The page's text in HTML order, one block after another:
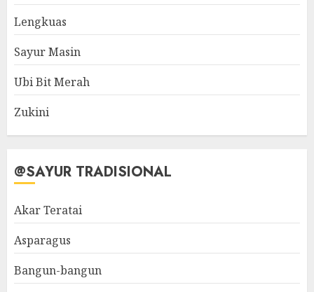
Lengkuas
Sayur Masin
Ubi Bit Merah
Zukini
@SAYUR TRADISIONAL
Akar Teratai
Asparagus
Bangun-bangun